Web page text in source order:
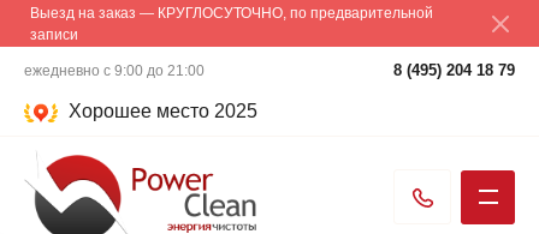
Выезд на заказ — КРУГЛОСУТОЧНО, по предварительной
записи
ежедневно с 9:00 до 21:00 8 (495) 204 18 79
Хорошее место 2025